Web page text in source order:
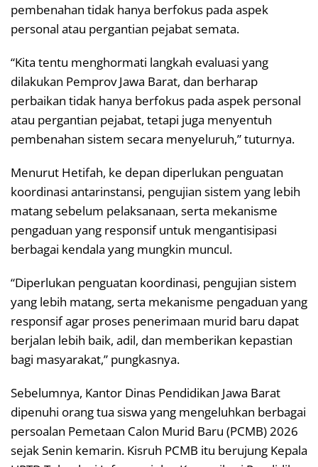
pembenahan tidak hanya berfokus pada aspek
personal atau pergantian pejabat semata.
“Kita tentu menghormati langkah evaluasi yang
dilakukan Pemprov Jawa Barat, dan berharap
perbaikan tidak hanya berfokus pada aspek personal
atau pergantian pejabat, tetapi juga menyentuh
pembenahan sistem secara menyeluruh,” tuturnya.
Menurut Hetifah, ke depan diperlukan penguatan
koordinasi antarinstansi, pengujian sistem yang lebih
matang sebelum pelaksanaan, serta mekanisme
pengaduan yang responsif untuk mengantisipasi
berbagai kendala yang mungkin muncul.
“Diperlukan penguatan koordinasi, pengujian sistem
yang lebih matang, serta mekanisme pengaduan yang
responsif agar proses penerimaan murid baru dapat
berjalan lebih baik, adil, dan memberikan kepastian
bagi masyarakat,” pungkasnya.
Sebelumnya, Kantor Dinas Pendidikan Jawa Barat
dipenuhi orang tua siswa yang mengeluhkan berbagai
persoalan Pemetaan Calon Murid Baru (PCMB) 2026
sejak Senin kemarin. Kisruh PCMB itu berujung Kepala